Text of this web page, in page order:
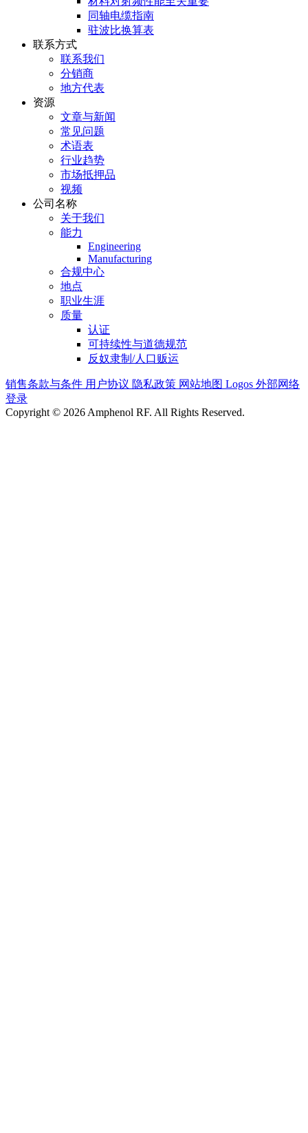
同轴电缆指南
驻波比换算表
联系方式
联系我们
分销商
地方代表
资源
文章与新闻
常见问题
术语表
行业趋势
市场抵押品
视频
公司名称
关于我们
能力
Engineering
Manufacturing
合规中心
地点
职业生涯
质量
认证
可持续性与道德规范
反奴隶制/人口贩运
销售条款与条件 用户协议 隐私政策 网站地图 Logos 外部网络
登录
Copyright © 2026 Amphenol RF. All Rights Reserved.